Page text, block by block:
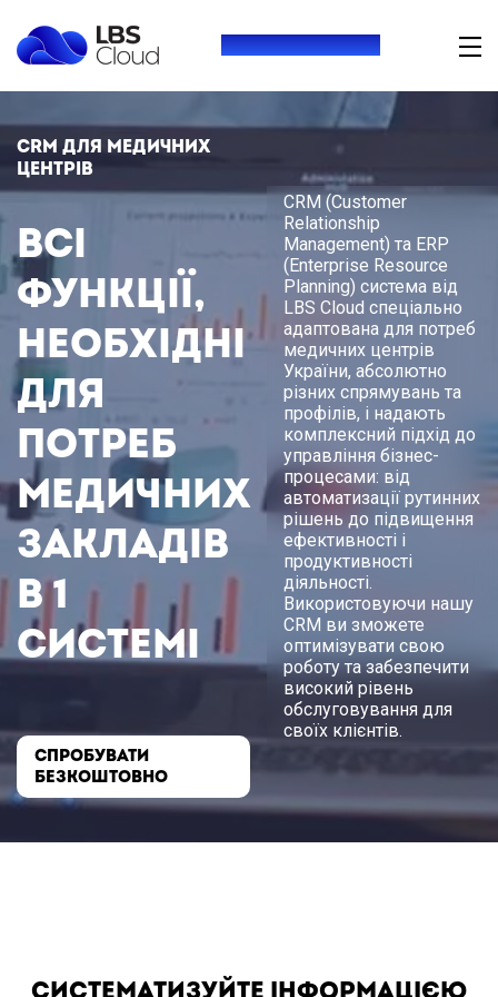
+380 (73) 416 54 69
CRM для медичних
центрів
Всі
функції,
необхідні
для
потреб
медичних
закладів
в 1
системі
СПРОБУВАТИ
БЕЗКОШТОВНО
CRM (Customer
Relationship
Management) та ERP
(Enterprise Resource
Planning) система від
LBS Cloud спеціально
адаптована для потреб
медичних центрів
України, абсолютно
різних спрямувань та
профілів, і надають
комплексний підхід до
управління бізнес-
процесами: від
автоматизації рутинних
рішень до підвищення
ефективності і
продуктивності
діяльності.
Використовуючи нашу
CRM ви зможете
оптимізувати свою
роботу та забезпечити
високий рівень
обслуговування для
своїх клієнтів.